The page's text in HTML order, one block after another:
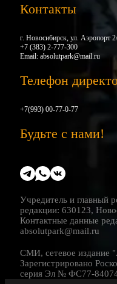
Контакты
г. Новосибирск, ул. Аэропорт
+7 (383) 2-777-300
Email: absolutpark@mail.ru
Телефон
+7(993) 00-77-0-77
Будьте с нами!
Учредитель и главный
редакции: 630123,
Контактные данные
absolutpark@mail.ru
СМИ, сетевое издание
Зарегистрировано
серия Эл № ФС77-84074